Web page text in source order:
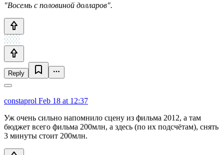
"Восемь с половиной долларов".
Reply
constaprol Feb 18 at 12:37
Уж очень сильно напомнило сцену из фильма 2012, а там
бюджет всего фильма 200млн, а здесь (по их подсчётам), снять
3 минуты стоит 200млн.